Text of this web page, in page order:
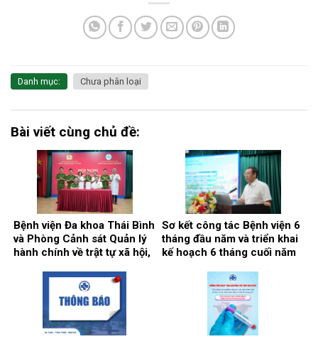
Danh mục: Chưa phân loại
Bài viết cùng chủ đề:
Bệnh viện Đa khoa Thái Bình
và Phòng Cảnh sát Quản lý
hành chính về trật tự xã hội,
kết Quy chế phối hợp bảo
đảm an ninh, trật tự trong cơ
sở khám, chữa bệnh
Sơ kết công tác Bệnh viện 6
tháng đầu năm và triển khai
kế hoạch 6 tháng cuối năm